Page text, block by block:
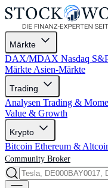
Märkte
DAX/MDAX Nasdaq
Märkte Asien-Märkte
Trading
Analysen Trading &
Value & Growth
Krypto
Bitcoin Ethereum &
Community Broker